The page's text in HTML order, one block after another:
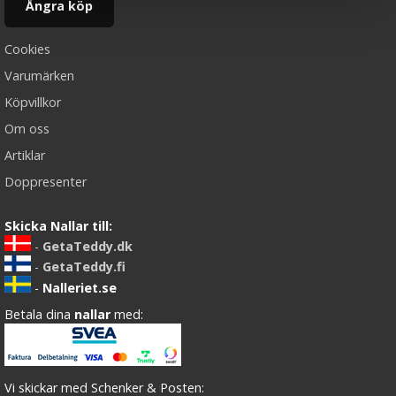
Ångra köp
Cookies
Varumärken
Köpvillkor
Om oss
Artiklar
Doppresenter
Skicka Nallar till:
- GetaTeddy.dk
- GetaTeddy.fi
- Nalleriet.se
Betala dina nallar med:
Vi skickar med Schenker & Posten: